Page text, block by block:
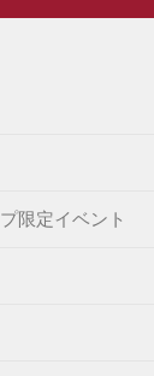
限定イベント